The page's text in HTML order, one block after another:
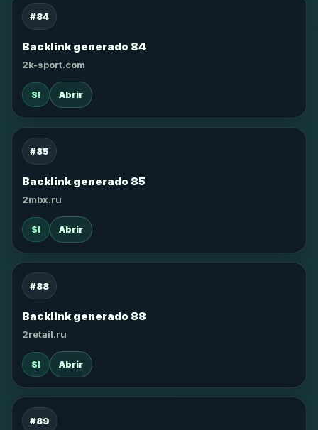
#84
Backlink generado 84
2k-sport.com
SI Abrir
#85
Backlink generado 85
2mbx.ru
SI Abrir
#88
Backlink generado 88
2retail.ru
SI Abrir
#89